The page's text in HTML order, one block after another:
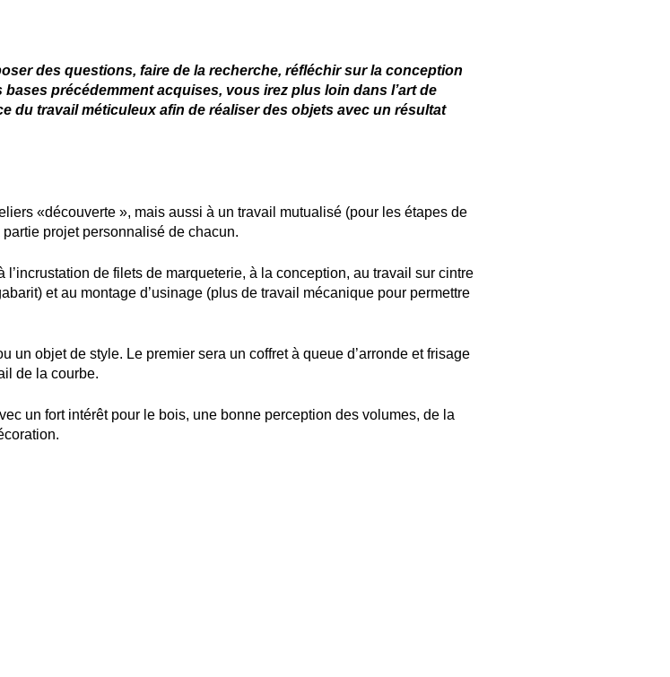
des questions, faire de la recherche, réfléchir sur la conception
précédemment acquises, vous irez plus loin dans l’art de
du travail méticuleux afin de réaliser des objets avec un résultat
«découverte », mais aussi à un travail mutualisé (pour les étapes de
projet personnalisé de chacun.
de filets de marqueterie, à la conception, au travail sur cintre
et au montage d’usinage (plus de travail mécanique pour permettre
un objet de style. Le premier sera un coffret à queue d’arronde et frisage
de la courbe.
un fort intérêt pour le bois, une bonne perception des volumes, de la